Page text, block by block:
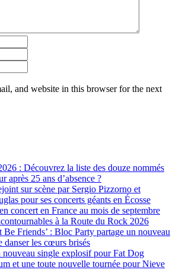
and website in this browser for the next
: Découvrez la liste des douze nommés
après 25 ans d’absence ?
sur scène par Sergio Pizzorno et
pour ses concerts géants en Écosse
concert en France au mois de septembre
à la Route du Rock 2026
Be Friends’ : Bloc Party partage un nouveau
danser les cœurs brisés
nouveau single explosif pour Fat Dog
et une toute nouvelle tournée pour Nieve